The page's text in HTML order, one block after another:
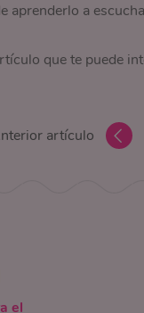
aprenderlo a
que te puede
artículo
el